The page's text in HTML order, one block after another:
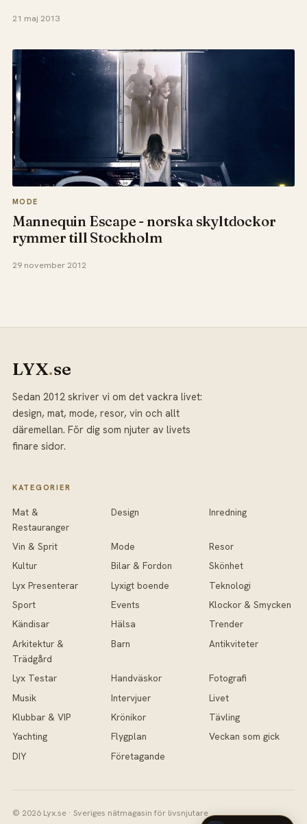
21 maj 2013
MODE
Mannequin Escape - norska skyltdockor
rymmer till Stockholm
29 november 2012
LYX.se
Sedan 2012 skriver vi om det vackra livet:
design, mat, mode, resor, vin och allt
däremellan. För dig som njuter av livets
finare sidor.
KATEGORIER
Mat &
Restauranger
Design Inredning
Vin & Sprit Mode
Resor
Kultur
Bilar & Fordon
Skönhet
Lyx Presenterar
Lyxigt boende
Teknologi
Sport
Events
Klockor & Smycken
Kändisar
Hälsa
Trender
Arkitektur &
Trädgård
Barn Antikviteter
Lyx Testar Handväskor
Fotografi
Musik
Intervjuer
Livet
Klubbar & VIP
Krönikor
Tävling
Yachting
Flygplan
Veckan som gick
DIY
Företagande
© 2026 Lyx.se · Sveriges nätmagasin för livsnjutare